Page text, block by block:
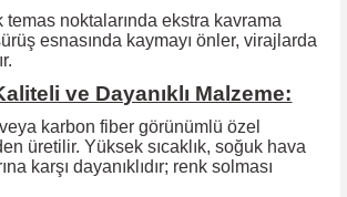
temas noktalarında ekstra kavrama
esnasında kaymayı önler, virajlarda
ve Dayanıklı Malzeme:
karbon fiber görünümlü özel
üretilir. Yüksek sıcaklık, soğuk hava
karşı dayanıklıdır; renk solması